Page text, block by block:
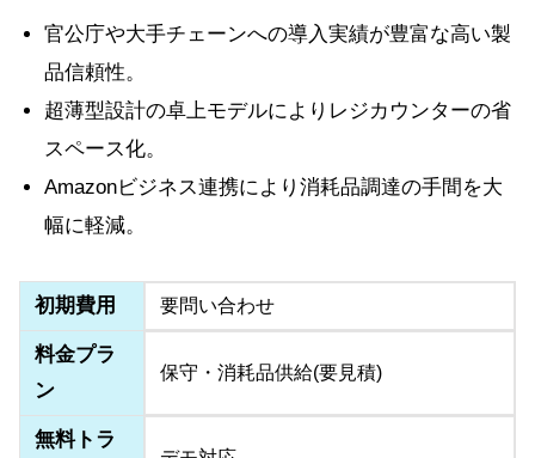
官公庁や大手チェーンへの導入実績が豊富な高い製
品信頼性。
超薄型設計の卓上モデルによりレジカウンターの省
スペース化。
Amazonビジネス連携により消耗品調達の手間を大
幅に軽減。
初期費用 要問い合わせ
料金プラ
ン
保守・消耗品供給(要見積)
無料トラ